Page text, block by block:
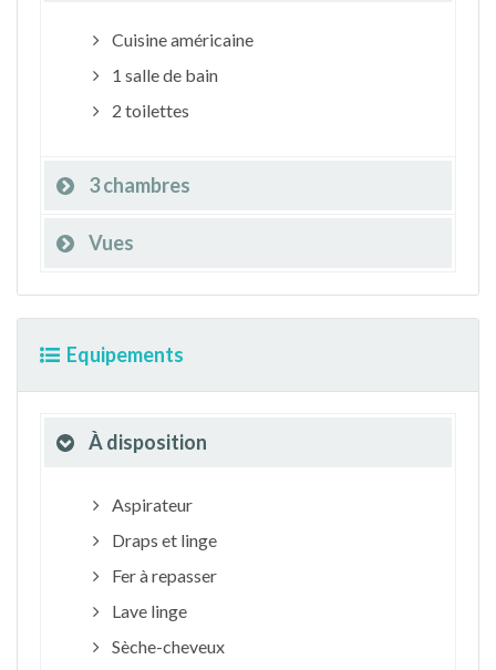
Cuisine américaine
1 salle de bain
2 toilettes
3 chambres
Vues
Equipements
À disposition
Aspirateur
Draps et linge
Fer à repasser
Lave linge
Sèche-cheveux